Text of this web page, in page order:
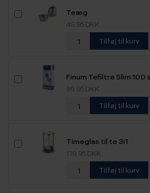
Teæg
49,95 DKK
Tilføj til kurv
Finum Tefiltre Slim 100
99,95 DKK
Tilføj til kurv
Timeglas til te 3i1
119,95 DKK
Tilføj til kurv